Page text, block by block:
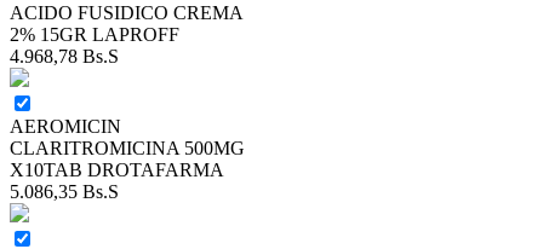
ACIDO FUSIDICO CREMA
2% 15GR LAPROFF
4.968,78 Bs.S
AEROMICIN
CLARITROMICINA 500MG
X10TAB DROTAFARMA
5.086,35 Bs.S